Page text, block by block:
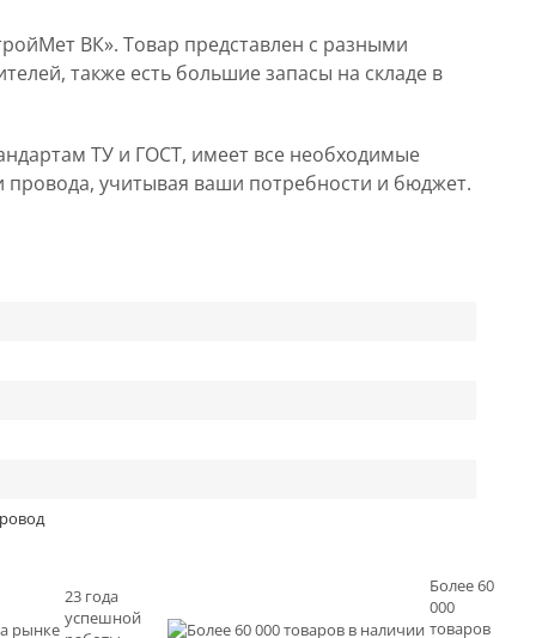
ВК». Товар представлен с разными
также есть большие запасы на складе в
ТУ и ГОСТ, имеет все необходимые
учитывая ваши потребности и бюджет.
23 года
успешной
Более 60
000
товаров